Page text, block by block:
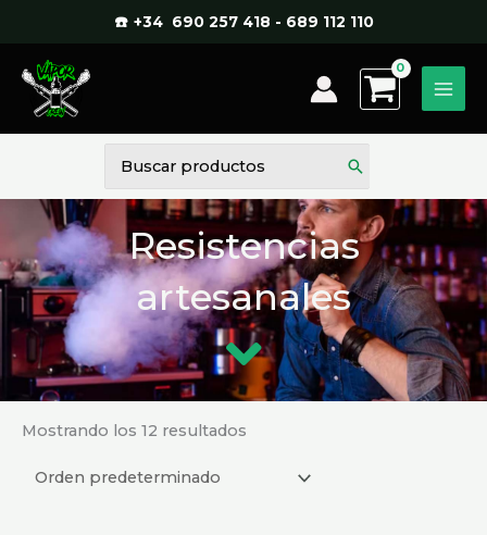
contenido
☎️ +34 690 257 418 - 689 112 110
por:
Resistencias
artesanales
Mostrando los 12 resultados